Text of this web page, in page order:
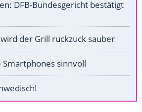
DFB-Bundesgericht bestätigt
der Grill ruckzuck sauber
Smartphones sinnvoll